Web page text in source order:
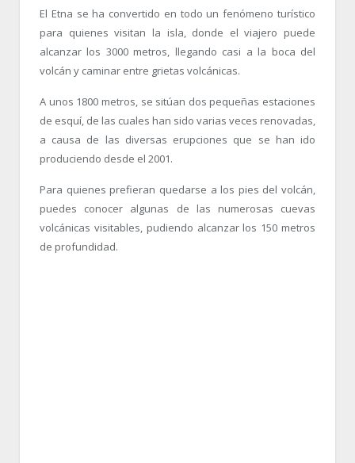
El Etna se ha convertido en todo un fenómeno turístico
para quienes visitan la isla, donde el viajero puede
alcanzar los 3000 metros, llegando casi a la boca del
volcán y caminar entre grietas volcánicas.
A unos 1800 metros, se sitúan dos pequeñas estaciones
de esquí, de las cuales han sido varias veces renovadas,
a causa de las diversas erupciones que se han ido
produciendo desde el 2001.
Para quienes prefieran quedarse a los pies del volcán,
puedes conocer algunas de las numerosas cuevas
volcánicas visitables, pudiendo alcanzar los 150 metros
de profundidad.